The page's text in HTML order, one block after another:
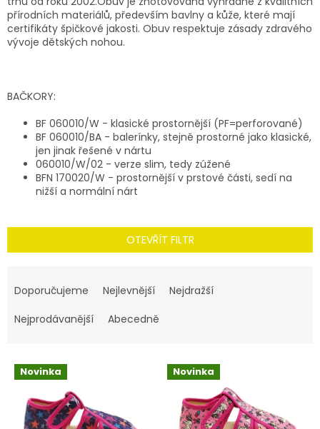
přírodních materiálů, především bavlny a kůže, které mají
certifikáty špičkové jakosti. Obuv respektuje zásady zdravého
vývoje dětských nohou.
BAČKORY:
BF 060010/W - klasické prostornější (PF=perforované)
BF 060010/BA - balerínky, stejně prostorné jako klasické,
jen jinak řešené v nártu
060010/W/02 - verze slim, tedy zúžené
BFN 170020/W - prostornější v prstové části, sedí na
nižší a normální nárt
OTEVŘÍT FILTR
a
e
p
Doporučujeme Nejlevnější
Nejdražší
Nejprodávanější
Abecedně
V Novinka Novinka